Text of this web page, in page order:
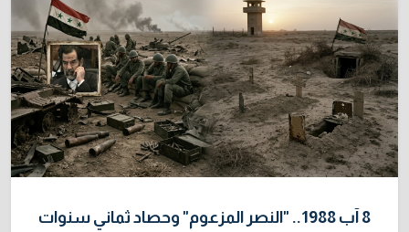
8 آب 1988.. "النصر المزعوم" وحصاد ثماني سنوات